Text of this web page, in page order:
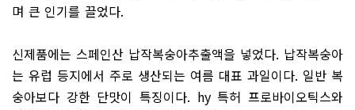
며 큰 인기를 끌었다.
신제품에는 스페인산 납작복숭아추출액을 넣었다. 납작복숭아
는 유럽 등지에서 주로 생산되는 여름 대표 과일이다. 일반 복
숭아보다 강한 단맛이 특징이다. hy특허 프로바이오틱스와